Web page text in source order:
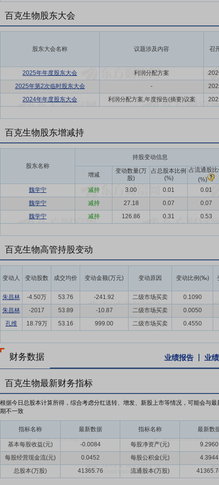
百克生物股东大会
股东大会名称 议题涉及内容 召
2025年年度股东大会 利润分配方案
2025年第2次临时股东大会
-
2024年年度股东大会
利润分配方案,年度报告(摘要)议案
百克生物股东增减持
股东名称
持股变动信息
增减
变动数量(万
股)
占总股本比例
(%)
占流通股
(%)
魏学宁
减持 3.00 0.01
0.01
魏学宁
减持 27.18 0.07
0.07
魏学宁
减持 126.86 0.31 0.53
百克生物高管持股变动
变动人 变动股数 成交均价 变动金额(万元) 变动原因 变动比例(‰)
朱昌林 -4.50万 53.76 -241.92 二级市场买卖
0.1090
朱昌林
-2017 53.89 -10.87 二级市场买卖
0.0050
孔维
18.79万 53.16 999.00 二级市场买卖 0.4550
财务数据 业绩报告 业
百克生物最新财务指标
根据今日总股本计算所得，综合考虑分红送转、增发、新股上市等情况，可能会与最
期不一致
指标名称 最新数据 指标名称 最新数
基本每股收益(元) -0.0084 每股净资产(元)
9.2960
每股经营现金流(元)
0.0452 每股公积金(元)
4.3944
总股本(万股)
41365.76 流通股本(万股)